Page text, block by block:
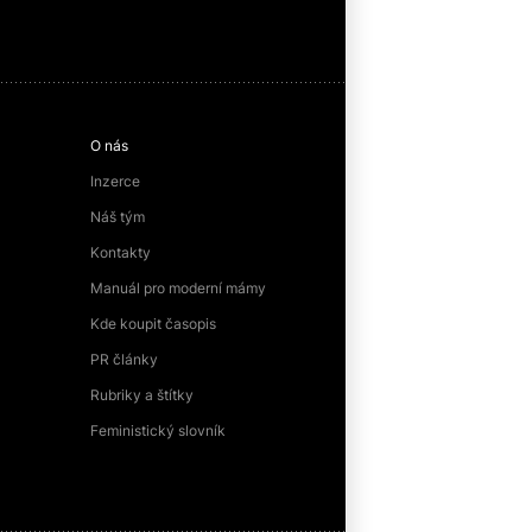
O nás
Inzerce
Náš tým
Kontakty
Manuál pro moderní mámy
Kde koupit časopis
PR články
Rubriky a štítky
Feministický slovník